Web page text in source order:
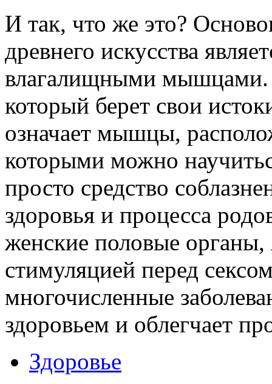
И так, что же это?
древнего искусства
влагалищными мышцами.
который берет свои
означает мышцы,
которыми можно
просто средство
здоровья и процесса
женские половые органы,
стимуляцией перед
многочисленные
здоровьем и облегчает
Здоровье